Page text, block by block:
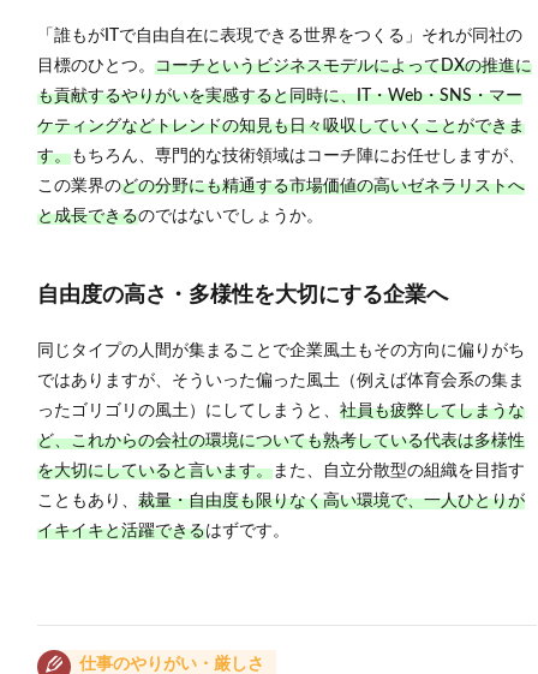
「誰もがITで自由自在に表現できる世界をつくる」それが同社の
目標のひとつ。 コーチというビジネスモデルによってDXの推進に
も貢献するやりがいを実感すると同時に、IT・Web・SNS・マー
ケティングなどトレンドの知見も日々吸収していくことができま
す。もちろん、専門的な技術領域はコーチ陣にお任せしますが、
この業界のどの分野にも精通する市場価値の高いゼネラリストへ
と成長できるのではないでしょうか。
自由度の高さ・多様性を大切にする企業へ
同じタイプの人間が集まることで企業風土もその方向に偏りがち
ではありますが、そういった偏った風土（例えば体育会系の集ま
ったゴリゴリの風土）にしてしまうと、 社員も疲弊してしまうな
ど、これからの会社の環境についても熟考している代表は多様性
を大切にしていると言います。 また、自立分散型の組織を目指す
こともあり、 裁量・自由度も限りなく高い環境で、一人ひとりが
イキイキと活躍できるはずです。
仕事のやりがい・厳しさ